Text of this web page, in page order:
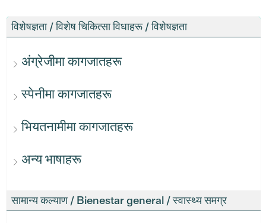
विशेषज्ञता / विशेष चिकित्सा विधाहरू / विशेषज्ञता
अंग्रेजीमा कागजातहरू
स्पेनीमा कागजातहरू
भियतनामीमा कागजातहरू
अन्य भाषाहरू
सामान्य कल्याण / Bienestar general / स्वास्थ्य समग्र